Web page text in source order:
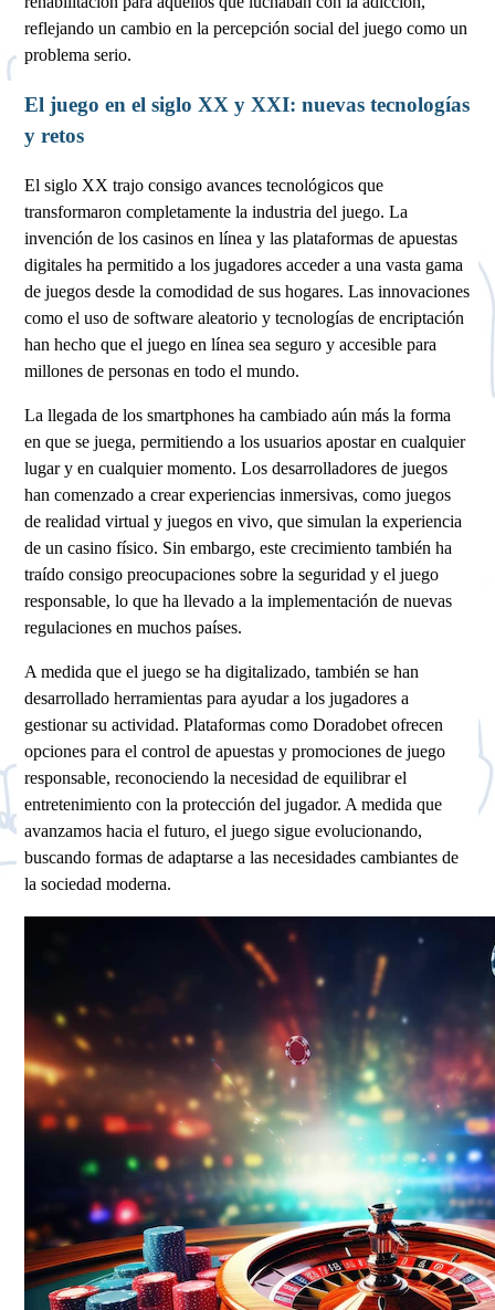
reflejando un cambio en la percepción social del juego como un
problema serio.
El juego en el siglo XX y XXI: nuevas tecnologías
y retos
El siglo XX trajo consigo avances tecnológicos que
transformaron completamente la industria del juego. La
invención de los casinos en línea y las plataformas de apuestas
digitales ha permitido a los jugadores acceder a una vasta gama
de juegos desde la comodidad de sus hogares. Las innovaciones
como el uso de software aleatorio y tecnologías de encriptación
han hecho que el juego en línea sea seguro y accesible para
millones de personas en todo el mundo.
La llegada de los smartphones ha cambiado aún más la forma
en que se juega, permitiendo a los usuarios apostar en cualquier
lugar y en cualquier momento. Los desarrolladores de juegos
han comenzado a crear experiencias inmersivas, como juegos
de realidad virtual y juegos en vivo, que simulan la experiencia
de un casino físico. Sin embargo, este crecimiento también ha
traído consigo preocupaciones sobre la seguridad y el juego
responsable, lo que ha llevado a la implementación de nuevas
regulaciones en muchos países.
A medida que el juego se ha digitalizado, también se han
desarrollado herramientas para ayudar a los jugadores a
gestionar su actividad. Plataformas como Doradobet ofrecen
opciones para el control de apuestas y promociones de juego
responsable, reconociendo la necesidad de equilibrar el
entretenimiento con la protección del jugador. A medida que
avanzamos hacia el futuro, el juego sigue evolucionando,
buscando formas de adaptarse a las necesidades cambiantes de
la sociedad moderna.